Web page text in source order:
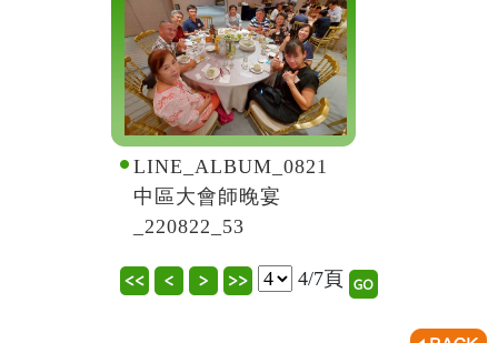
LINE_ALBUM_0821
中區大會師晚宴
_220822_53
4/7頁